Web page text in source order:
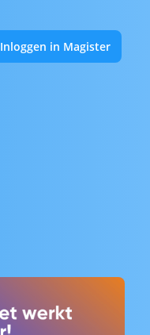
Inloggen in Magister